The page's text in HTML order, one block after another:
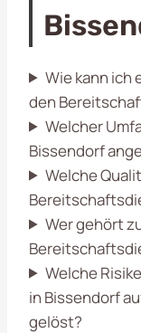
Wie kann ich
den
Welcher
Bissendorf
Welche
Wer gehört
Welche
in Bissendorf
gelöst?